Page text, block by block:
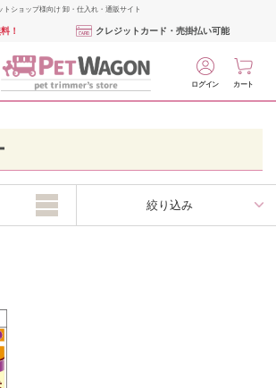
ショップ様向け 卸・仕入れ・通販サイト
！ クレジットカード・売掛払い可能
ログイン カート
絞り込み